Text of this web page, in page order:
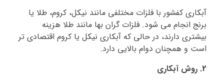
آبکاری کفشور با فلزات مختلفی مانند نیکل، کروم، طلا یا
برنج انجام می‌ شود. فلزات گران‌ بها مانند طلا هزینه
بیشتری دارند، در حالی که آبکاری نیکل یا کروم اقتصادی‌ تر
است و همچنان دوام بالایی دارد.
2. روش آبکاری